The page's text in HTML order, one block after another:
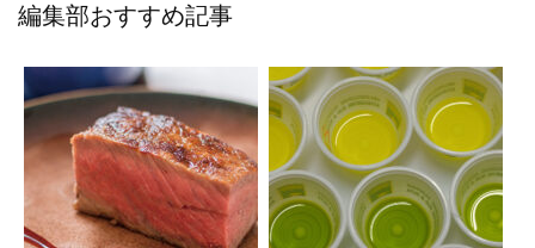
編集部おすすめ記事